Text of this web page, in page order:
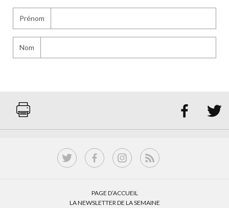
Prénom
Nom
 
PAGE D’ACCUEIL
LA NEWSLETTER DE LA SEMAINE